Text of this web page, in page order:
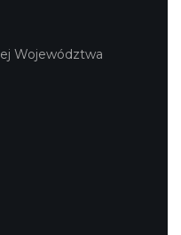
Województwa